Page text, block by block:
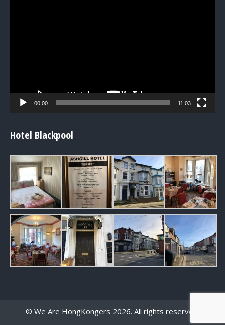
00:00 11:03
Hotel Blackpool
© We Are HongKongers 2026. All rights reserved.